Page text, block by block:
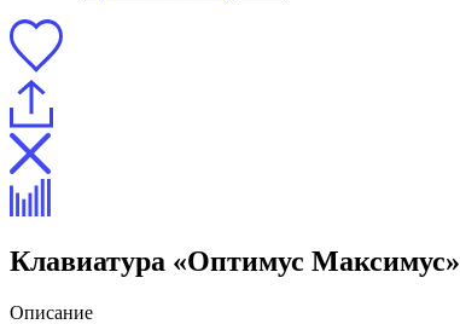
Клавиатура «Оптимус Максимус»
Описание